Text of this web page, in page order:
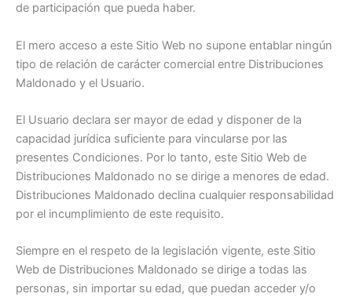
de participación que pueda haber.
El mero acceso a este Sitio Web no supone entablar ningún
tipo de relación de carácter comercial entre Distribuciones
Maldonado y el Usuario.
El Usuario declara ser mayor de edad y disponer de la
capacidad jurídica suficiente para vincularse por las
presentes Condiciones. Por lo tanto, este Sitio Web de
Distribuciones Maldonado no se dirige a menores de edad.
Distribuciones Maldonado declina cualquier responsabilidad
por el incumplimiento de este requisito.
Siempre en el respeto de la legislación vigente, este Sitio
Web de Distribuciones Maldonado se dirige a todas las
personas, sin importar su edad, que puedan acceder y/o